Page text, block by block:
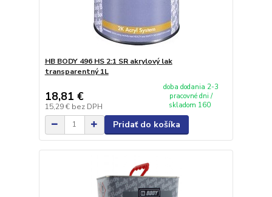
HB BODY 496 HS 2:1 SR akrylový lak
transparentný 1L
18,81 €
15,29 € bez DPH
doba dodania 2-3
pracovné dni /
skladom 160
Pridať do košíka